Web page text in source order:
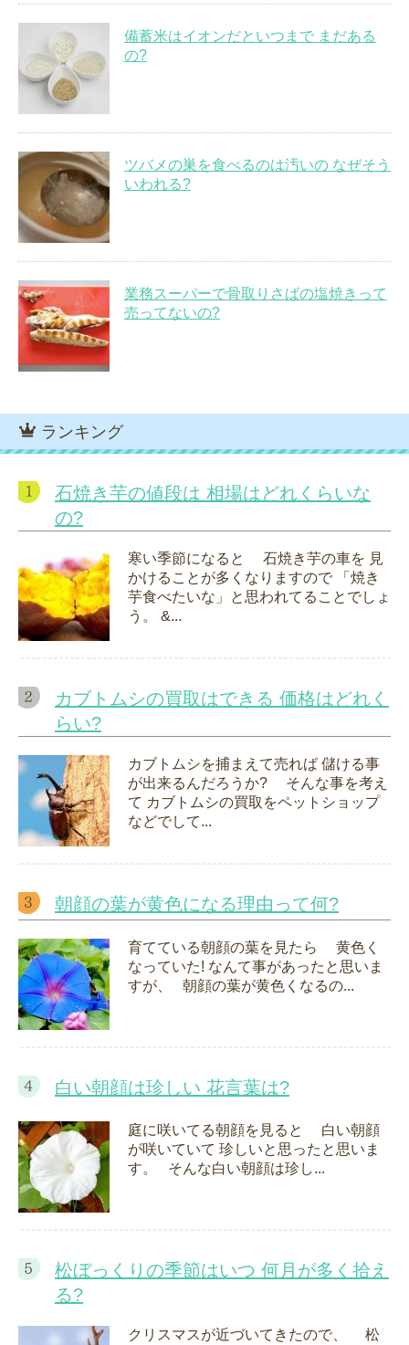
備蓄米はイオンだといつまで まだある
の?
ツバメの巣を食べるのは汚いの なぜそう
いわれる?
業務スーパーで骨取りさばの塩焼きって
売ってないの?
ランキング
石焼き芋の値段は 相場はどれくらいな
の?
寒い季節になると 石焼き芋の車を 見
かけることが多くなりますので 「焼き
芋食べたいな」と思われてることでしょ
う。 &...
カブトムシの買取はできる 価格はどれく
らい?
カブトムシを捕まえて売れば 儲ける事
が出来るんだろうか? そんな事を考え
て カブトムシの買取をペットショップ
などでして...
朝顔の葉が黄色になる理由って何?
育てている朝顔の葉を見たら 黄色く
なっていた! なんて事があったと思いま
すが、 朝顔の葉が黄色くなるの...
白い朝顔は珍しい 花言葉は?
庭に咲いてる朝顔を見ると 白い朝顔
が咲いていて 珍しいと思ったと思いま
す。 そんな白い朝顔は珍し...
松ぼっくりの季節はいつ 何月が多く拾え
る?
クリスマスが近づいてきたので、 松